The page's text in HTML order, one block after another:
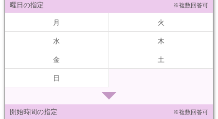
曜日の指定 ※複数回答可
月 火
水 木
金 土
日
開始時間の指定 ※複数回答可